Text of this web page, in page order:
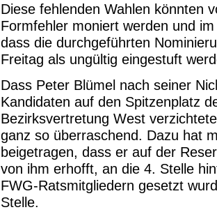
Diese fehlenden Wahlen könnten
Formfehler moniert werden und
dass die durchgeführten
Freitag als ungültig eingestuft
Dass Peter Blümel nach seiner
Kandidaten auf den Spitzenplatz
Bezirksvertretung West
ganz so überraschend. Dazu hat
beigetragen, dass er auf der
von ihm erhofft, an die 4. Stelle
FWG-Ratsmitgliedern gesetzt
Stelle.